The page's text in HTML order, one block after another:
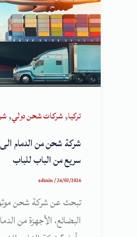
تركيا,شركات شحن دولي,
شركة شحن من الدمام
سريع من الباب للباب
admin/26/03/2026
تبحث عن شركة شحن
البضائع، الأجهزة من